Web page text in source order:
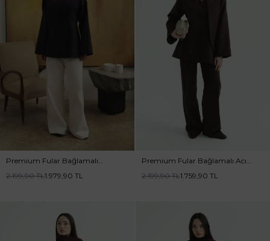
Premium Fular Bağlamalı
2.199,90TL1.979,90 TL
Premium Fular Bağlamalı Acı
2.199,90TL1.759,90 TL